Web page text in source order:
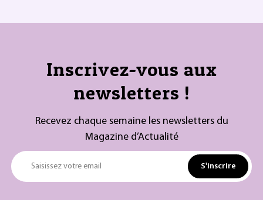
Inscrivez-vous aux
newsletters !
Recevez chaque semaine les newsletters du
Magazine d’Actualité
Saisissez votre email S'inscrire